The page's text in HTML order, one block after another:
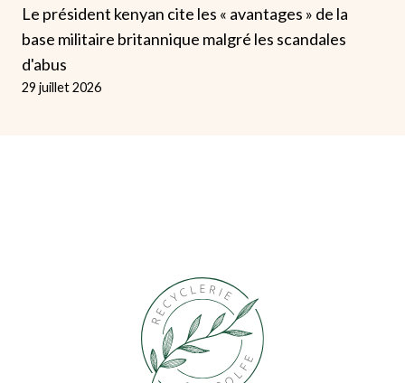
Le président kenyan cite les « avantages » de la
base militaire britannique malgré les scandales
d'abus
29 juillet 2026